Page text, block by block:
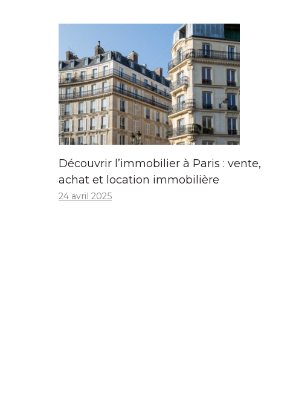
Découvrir l’immobilier à Paris : vente,
achat et location immobilière
24 avril 2025